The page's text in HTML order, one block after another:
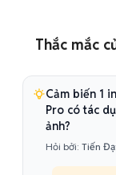
Thắc mắc
Cảm biến 1
Pro có tác
ảnh?
Hỏi bởi: Tiến